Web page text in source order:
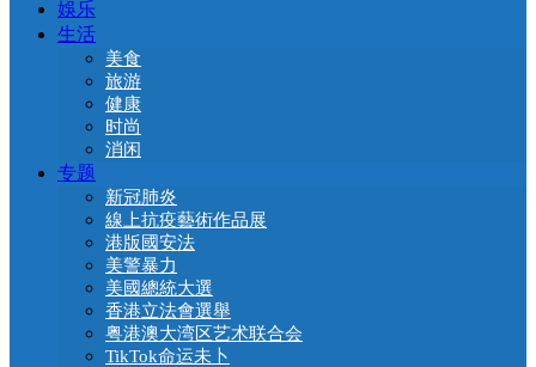
娛乐
生活
美食
旅游
健康
时尚
消闲
专题
新冠肺炎
線上抗疫藝術作品展
港版國安法
美警暴力
美國總統大選
香港立法會選舉
粤港澳大湾区艺术联合会
TikTok命运未卜